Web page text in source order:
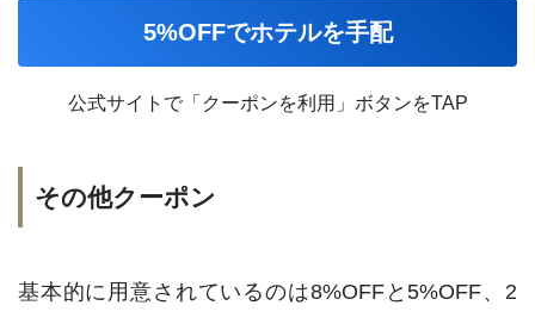
5%OFFでホテルを手配
公式サイトで「クーポンを利用」ボタンをTAP
その他クーポン
基本的に用意されているのは8%OFFと5%OFF、2